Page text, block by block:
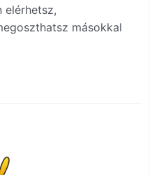
elérhetsz,
másokkal